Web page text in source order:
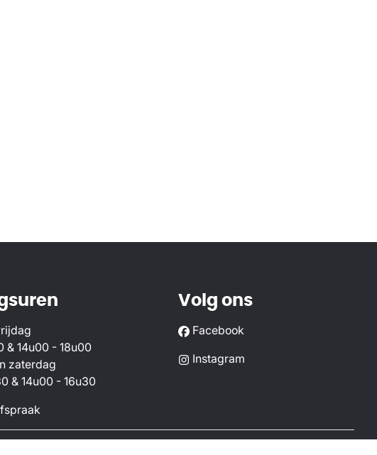
& 14u00 - 18u00
zaterdag
& 14u00 - 16u30
Volg ons
Facebook
Instagram